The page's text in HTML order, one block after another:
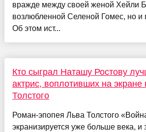
вражде между своей женой Хейли
возлюбленной Селеной Гомес, но и
Об этом ист...
Кто сыграл Наташу Ростову
актрис, воплотивших на экране
Толстого
Роман-эпопея Льва Толстого
экранизируется уже больше века, и